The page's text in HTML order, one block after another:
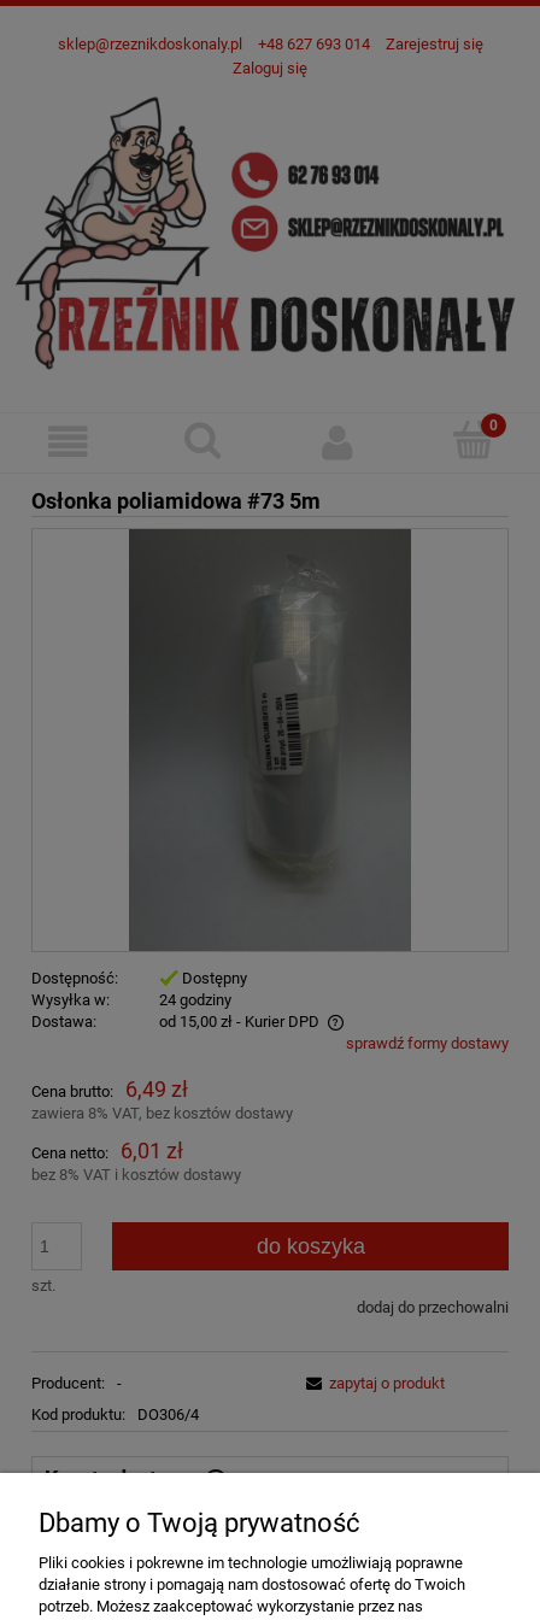
sklep@rzeznikdoskonaly.pl +48 627 693 014
Zarejestruj się
Zaloguj się
Osłonka poliamidowa #73 5m
Dostępność:
Dostępny
Wysyłka w:
24 godziny
Dostawa:
od 15,00 zł - Kurier DPD
Cena nie zawiera ewentualnych kosztów płatnościsprawdź formy dostawy
Cena brutto: 6,49 zł
zawiera 8% VAT, bez kosztów dostawy
Cena netto: 6,01 zł
bez 8% VAT i kosztów dostawy
szt.
do koszyka
dodaj do przechowalni
Producent:
-
Kod produktu:
DO306/4
zapytaj o produkt
Koszty dostawy
Kurier DPD
Paczkomat InPost 24/7
Dbamy o Twoją prywatność
Pliki cookies i pokrewne im technologie umożliwiają poprawne
działanie strony i pomagają nam dostosować ofertę do Twoich
potrzeb. Możesz zaakceptować wykorzystanie przez nas